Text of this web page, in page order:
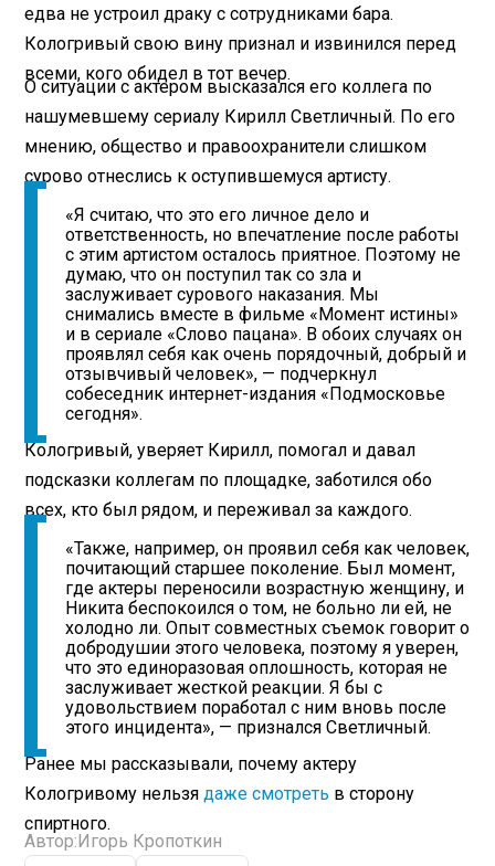
едва не устроил драку с сотрудниками бара.
Кологривый свою вину признал и извинился перед
всеми, кого обидел в тот вечер.
О ситуации с актером высказался его коллега по
нашумевшему сериалу Кирилл Светличный. По его
мнению, общество и правоохранители слишком
сурово отнеслись к оступившемуся артисту.
«Я считаю, что это его личное дело и
ответственность, но впечатление после работы
с этим артистом осталось приятное. Поэтому не
думаю, что он поступил так со зла и
заслуживает сурового наказания. Мы
снимались вместе в фильме «Момент истины»
и в сериале «Слово пацана». В обоих случаях он
проявлял себя как очень порядочный, добрый и
отзывчивый человек», — подчеркнул
собеседник интернет-издания «Подмосковье
сегодня».
Кологривый, уверяет Кирилл, помогал и давал
подсказки коллегам по площадке, заботился обо
всех, кто был рядом, и переживал за каждого.
«Также, например, он проявил себя как человек,
почитающий старшее поколение. Был момент,
где актеры переносили возрастную женщину, и
Никита беспокоился о том, не больно ли ей, не
холодно ли. Опыт совместных съемок говорит о
добродушии этого человека, поэтому я уверен,
что это единоразовая оплошность, которая не
заслуживает жесткой реакции. Я бы с
удовольствием поработал с ним вновь после
этого инцидента», — признался Светличный.
Ранее мы рассказывали, почему актеру
Кологривому нельзя даже смотреть в сторону
спиртного.
Автор: Игорь Кропоткин